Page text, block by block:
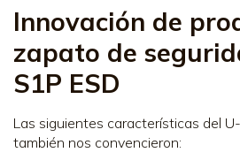
Innovación de
zapato de
S1P ESD
Las siguientes características del
también nos convencieron: